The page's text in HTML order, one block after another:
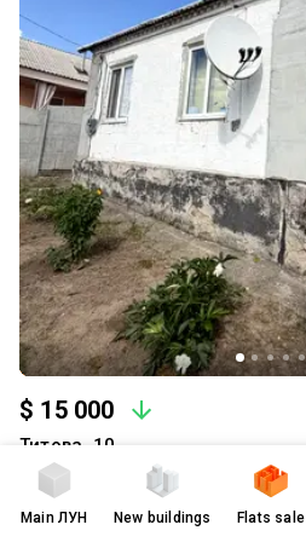
$ 15 000
Титова, 10
Верхньодніпровськ
🏡 Продається затишний будинок м. Верхньодніпровськ
MainЛУН New buildings Flats sale